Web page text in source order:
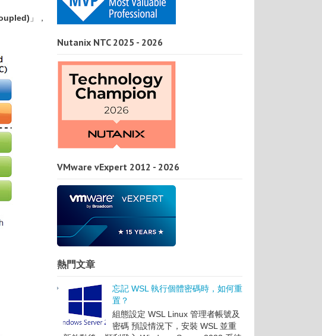
」，
Nutanix NTC 2025 - 2026
VMware vExpert 2012 - 2026
熱門文章
忘記 WSL 執行個體密碼時，如何重
置？
組態設定 WSL Linux 管理者帳號及
密碼 預設情況下，安裝 WSL 並重